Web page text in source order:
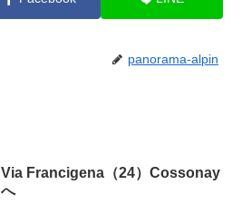
panorama-alpin
Via Francigena（24）Cossonay
へ